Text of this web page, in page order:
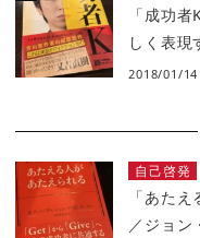
「成功
しく表現
2018/01/14
自己啓発
「あた
／ジョン